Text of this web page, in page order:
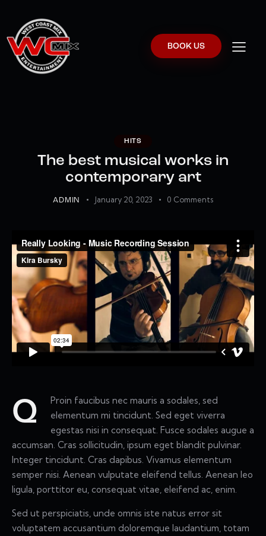
BOOK US
HITS
The best musical works in
contemporary art
ADMIN January 20, 2023 0 Comments
Q
Proin faucibus nec mauris a sodales, sed
elementum mi tincidunt. Sed eget viverra
egestas nisi in consequat. Fusce sodales augue a
accumsan. Cras sollicitudin, ipsum eget blandit pulvinar.
Integer tincidunt. Cras dapibus. Vivamus elementum
semper nisi. Aenean vulputate eleifend tellus. Aenean leo
ligula, porttitor eu, consequat vitae, eleifend ac, enim.
Sed ut perspiciatis, unde omnis iste natus error sit
voluptatem accusantium doloremque laudantium, totam